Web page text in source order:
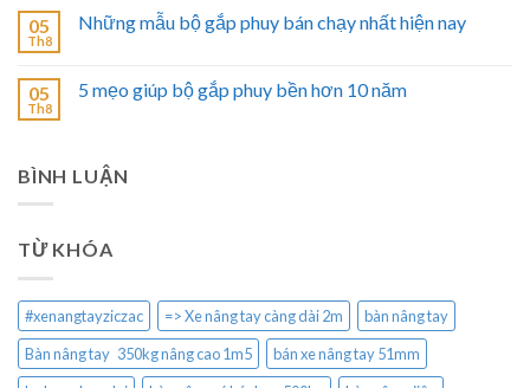
05
Th8
Những mẫu bộ gắp phuy bán chạy nhất hiện nay
05
Th8
5 mẹo giúp bộ gắp phuy bền hơn 10 năm
BÌNH LUẬN
TỪ KHÓA
#xenangtayziczac => Xe nâng tay càng dài 2m
bàn nâng tay
Bàn nâng tay 350kg nâng cao 1m5
bán xe nâng tay 51mm